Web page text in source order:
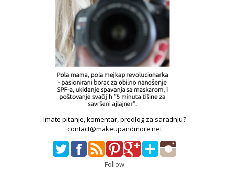
Imate pitanje, komentar, predlog za saradnju?
contact@makeupandmore.net
Follow